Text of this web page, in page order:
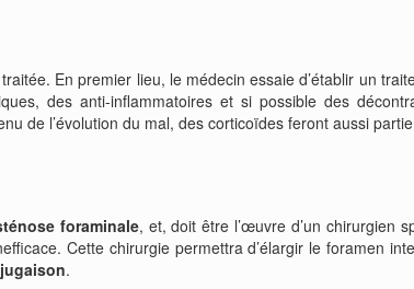
En premier lieu, le médecin essaie d’établir un
des anti-inflammatoires et si possible des
de l’évolution du mal, des corticoïdes feront aussi
foraminale, et, doit être l’œuvre d’un chirurgien
Cette chirurgie permettra d’élargir le foramen
.